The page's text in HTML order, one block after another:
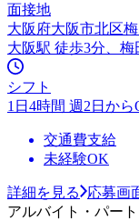
面接地
大阪府大阪市北区
大阪駅 徒歩3分、
シフト
1日4時間 週2日から
交通費支給
未経験OK
詳細を見る
応募画
アルバイト・パート